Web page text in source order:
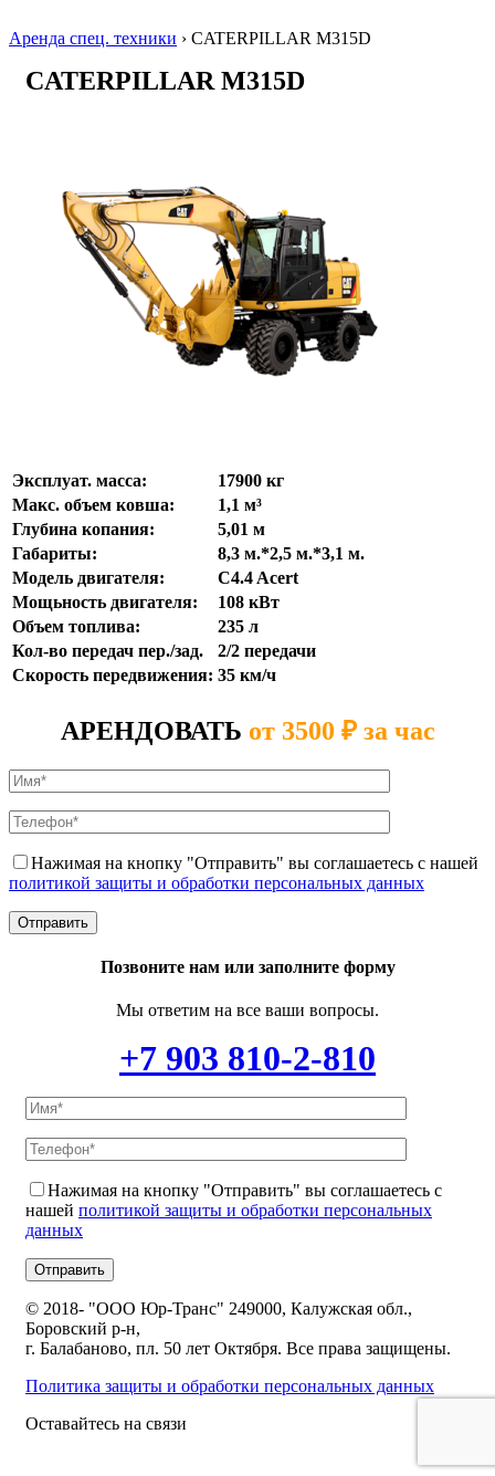
Аренда спец. техники › CATERPILLAR M315D
CATERPILLAR M315D
Эксплуат. масса:
17900 кг
Макс. объем ковша:
1,1 м³
Глубина копания:
5,01 м
Габариты:
8,3 м.*2,5 м.*3,1 м.
Модель двигателя:
C4.4 Acert
Мощьность двигателя:
108 кВт
Объем топлива:
235 л
Кол-во передач пер./зад.
2/2 передачи
Скорость передвижения: 35 км/ч
АРЕНДОВАТЬ от 3500 ₽ за час
Нажимая на кнопку "Отправить" вы соглашаетесь с нашей
политикой защиты и обработки персональных данных
Позвоните нам или заполните форму
Мы ответим на все ваши вопросы.
+7 903 810-2-810
Нажимая на кнопку "Отправить" вы соглашаетесь с
нашей политикой защиты и обработки персональных
данных
© 2018- "ООО Юр-Транс" 249000, Калужская обл.,
Боровский р-н,
г. Балабаново, пл. 50 лет Октября. Все права защищены.
Политика защиты и обработки персональных данных
Оставайтесь на связи